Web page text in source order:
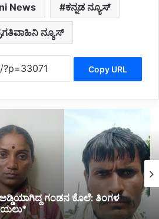
News ಕನ್ನಡ ನ್ಯೂಸ್
ನ್ಯೂಸ್
Copy URL
ಸವಾರ ಸಾವು*